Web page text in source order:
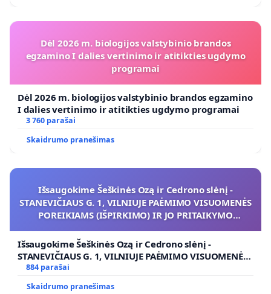
Dėl 2026 m. biologijos valstybinio brandos
egzamino I dalies vertinimo ir atitikties ugdymo
programai
Dėl 2026 m. biologijos valstybinio brandos egzamino
I dalies vertinimo ir atitikties ugdymo programai
3 760 parašai
Skaidrumo pranešimas
Išsaugokime Šeškinės Ozą ir Cedrono slėnį -
STANEVIČIAUS G. 1, VILNIUJE PAĖMIMO VISUOMENĖS
POREIKIAMS (IŠPIRKIMO) IR JO PRITAIKYMO
Išsaugokime Šeškinės Ozą ir Cedrono slėnį -
STANEVIČIAUS G. 1, VILNIUJE PAĖMIMO VISUOMENĖS
POREIKIAMS (IŠPIRKIMO) IR JO PRITAIKYMO VIEŠAJAI
884 parašai
Skaidrumo pranešimas